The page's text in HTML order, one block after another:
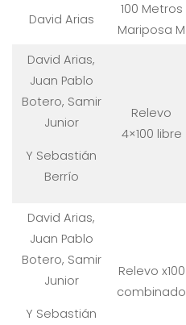
David Arias
100 Metros
Mariposa M
David Arias,
Juan Pablo
Botero, Samir
Junior
Y Sebastián
Berrío
Relevo
4×100 libre
David Arias,
Juan Pablo
Botero, Samir
Junior
Y Sebastián
Relevo x100
combinado